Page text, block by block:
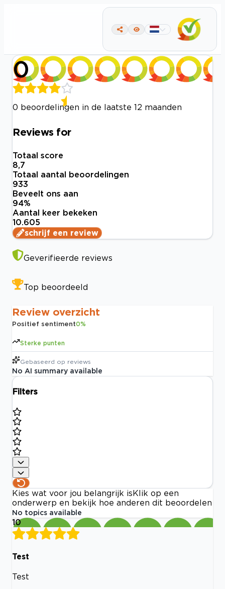
0
0 beoordelingen in de laatste 12 maanden
Reviews for
Totaal score
8,7
Totaal aantal beoordelingen
933
Beveelt ons aan
94%
Aantal keer bekeken
10.605
schrijf een review
Geverifieerde reviews
Top beoordeeld
Review overzicht
Positief sentiment0%
Sterke punten
Gebaseerd op reviews
No AI summary available
Filters
Kies wat voor jou belangrijk is Klik op een
onderwerp en bekijk hoe anderen dit beoordelen
No topics available
10
Test
Test